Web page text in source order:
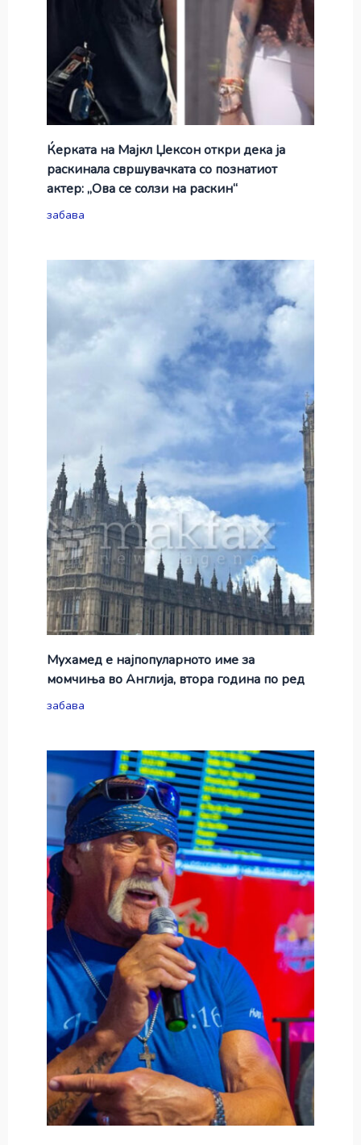
Ќерката на Мајкл Џексон откри дека ја
раскинала свршувачката со познатиот
актер: „Ова се солзи на раскин“
забава
Мухамед е најпопуларното име за
момчиња во Англија, втора година по ред
забава